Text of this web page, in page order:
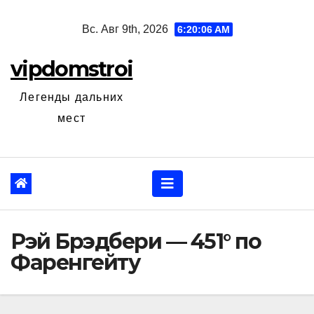
Вс. Авг 9th, 2026 6:20:07 AM
vipdomstroi
Легенды дальних
мест
Рэй Брэдбери — 451° по
Фаренгейту